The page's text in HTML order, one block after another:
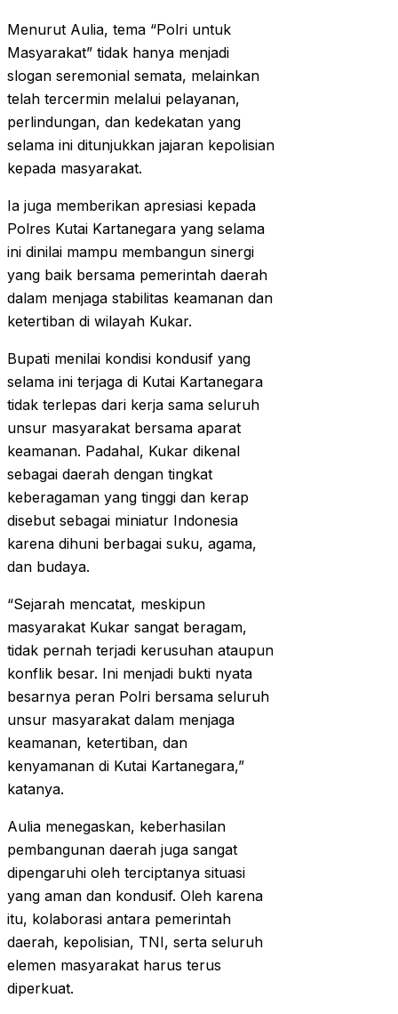
Menurut Aulia, tema “Polri untuk
Masyarakat” tidak hanya menjadi
slogan seremonial semata, melainkan
telah tercermin melalui pelayanan,
perlindungan, dan kedekatan yang
selama ini ditunjukkan jajaran kepolisian
kepada masyarakat.
Ia juga memberikan apresiasi kepada
Polres Kutai Kartanegara yang selama
ini dinilai mampu membangun sinergi
yang baik bersama pemerintah daerah
dalam menjaga stabilitas keamanan dan
ketertiban di wilayah Kukar.
Bupati menilai kondisi kondusif yang
selama ini terjaga di Kutai Kartanegara
tidak terlepas dari kerja sama seluruh
unsur masyarakat bersama aparat
keamanan. Padahal, Kukar dikenal
sebagai daerah dengan tingkat
keberagaman yang tinggi dan kerap
disebut sebagai miniatur Indonesia
karena dihuni berbagai suku, agama,
dan budaya.
“Sejarah mencatat, meskipun
masyarakat Kukar sangat beragam,
tidak pernah terjadi kerusuhan ataupun
konflik besar. Ini menjadi bukti nyata
besarnya peran Polri bersama seluruh
unsur masyarakat dalam menjaga
keamanan, ketertiban, dan
kenyamanan di Kutai Kartanegara,”
katanya.
Aulia menegaskan, keberhasilan
pembangunan daerah juga sangat
dipengaruhi oleh terciptanya situasi
yang aman dan kondusif. Oleh karena
itu, kolaborasi antara pemerintah
daerah, kepolisian, TNI, serta seluruh
elemen masyarakat harus terus
diperkuat.